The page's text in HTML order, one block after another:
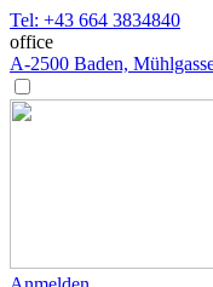
Tel: +43 664 3834840
office
A-2500 Baden,